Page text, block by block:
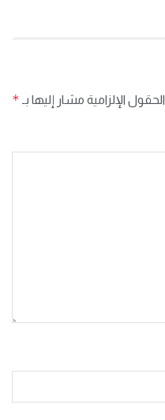
الحقول الإلزامية مشار إليها بـ *